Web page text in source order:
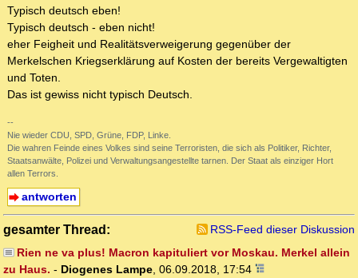
Typisch deutsch eben!
Typisch deutsch - eben nicht!
eher Feigheit und Realitätsverweigerung gegenüber der
Merkelschen Kriegserklärung auf Kosten der bereits Vergewaltigten
und Toten.
Das ist gewiss nicht typisch Deutsch.
--
Nie wieder CDU, SPD, Grüne, FDP, Linke.
Die wahren Feinde eines Volkes sind seine Terroristen, die sich als Politiker, Richter,
Staatsanwälte, Polizei und Verwaltungsangestellte tarnen. Der Staat als einziger Hort
allen Terrors.
antworten
gesamter Thread:
RSS-Feed dieser Diskussion
Rien ne va plus! Macron kapituliert vor Moskau. Merkel allein
zu Haus. - Diogenes Lampe, 06.09.2018, 17:54